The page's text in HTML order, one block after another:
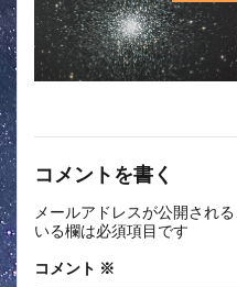
コメントを書く
メールアドレスが公開され
いる欄は必須項目です
コメント ※